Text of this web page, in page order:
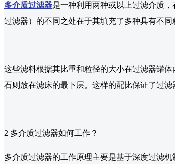
多介质过滤器是一种利用两种或以上过滤介质
过滤器）的不同之处在于其填充了多种具有不
这些滤料根据其比重和粒径的大小在过滤器罐
石则放在滤床的最下层。这样的配比保证了过
2 多介质过滤器如何工作？
多介质过滤器的工作原理主要是基于深度过滤机